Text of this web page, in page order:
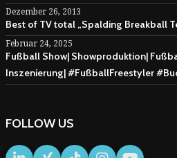
Dezember 26, 2013
Best of TV total „Spalding Breakball
Februar 24, 2025
Fußball Show| Showproduktion|
Inszenierung| #FußballFreestyler
FOLLOW US